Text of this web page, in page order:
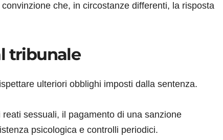
che, in circostanze differenti, la risposta
tribunale
ulteriori obblighi imposti dalla sentenza.
sessuali, il pagamento di una sanzione
psicologica e controlli periodici.